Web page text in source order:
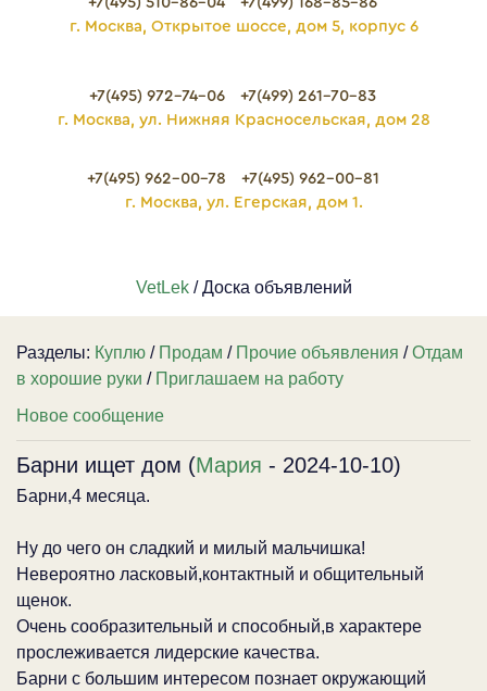
г. Москва, Открытое шоссе, дом 5, корпус 6
+7(495) 972-74-06
+7(499) 261-70-83
г. Москва, ул. Нижняя Красносельская, дом 28
+7(495) 962-00-78
+7(495) 962-00-81
г. Москва, ул. Егерская, дом 1.
VetLek/ Доска объявлений
Разделы: Куплю / Продам / Прочие объявления /Отдам
в хорошие руки / Приглашаем на работу
Новое сообщение
Барни ищет дом (Мария - 2024-10-10)
Барни,4 месяца.
Ну до чего он сладкий и милый мальчишка!
Невероятно ласковый,контактный и общительный
щенок.
Очень сообразительный и способный,в характере
прослеживается лидерские качества.
Барни с большим интересом познает окружающий